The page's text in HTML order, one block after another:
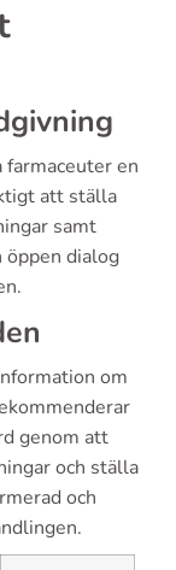
en
att ställa
samt
dialog
om
genom att
och ställa
och